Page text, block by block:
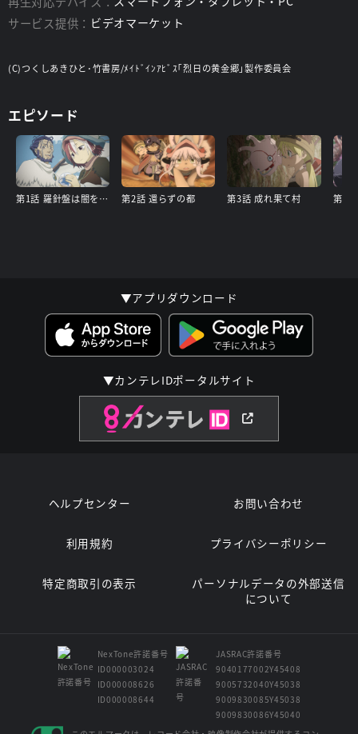
サービス提供： ビデオマーケット
(C)つくしあきひと･竹書房/ﾒｲﾄﾞｲﾝｱﾋﾞｽ｢烈日の黄金郷｣製作委員会
エピソード
第1話 羅針盤は闇を指した 第2話 還らずの都 第3話 成れ果て村 第4
▼アプリダウンロード
▼カンテレIDポータルサイト
ヘルプセンター お問い合わせ
利用規約 プライバシーポリシー
特定商取引の表示
パーソナルデータの外部送信
について
NexTone許諾番号
ID000003024
ID000008626
ID000008644
JASRAC許諾番号
9040177002Y45408
9005732040Y45038
9009830085Y45038
9009830086Y45040